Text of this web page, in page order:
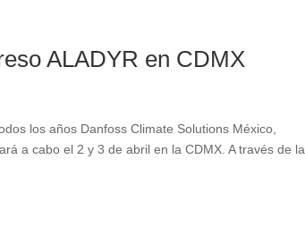
ALADYR en CDMX
los años Danfoss Climate Solutions México,
a cabo el 2 y 3 de abril en la CDMX. A través de la